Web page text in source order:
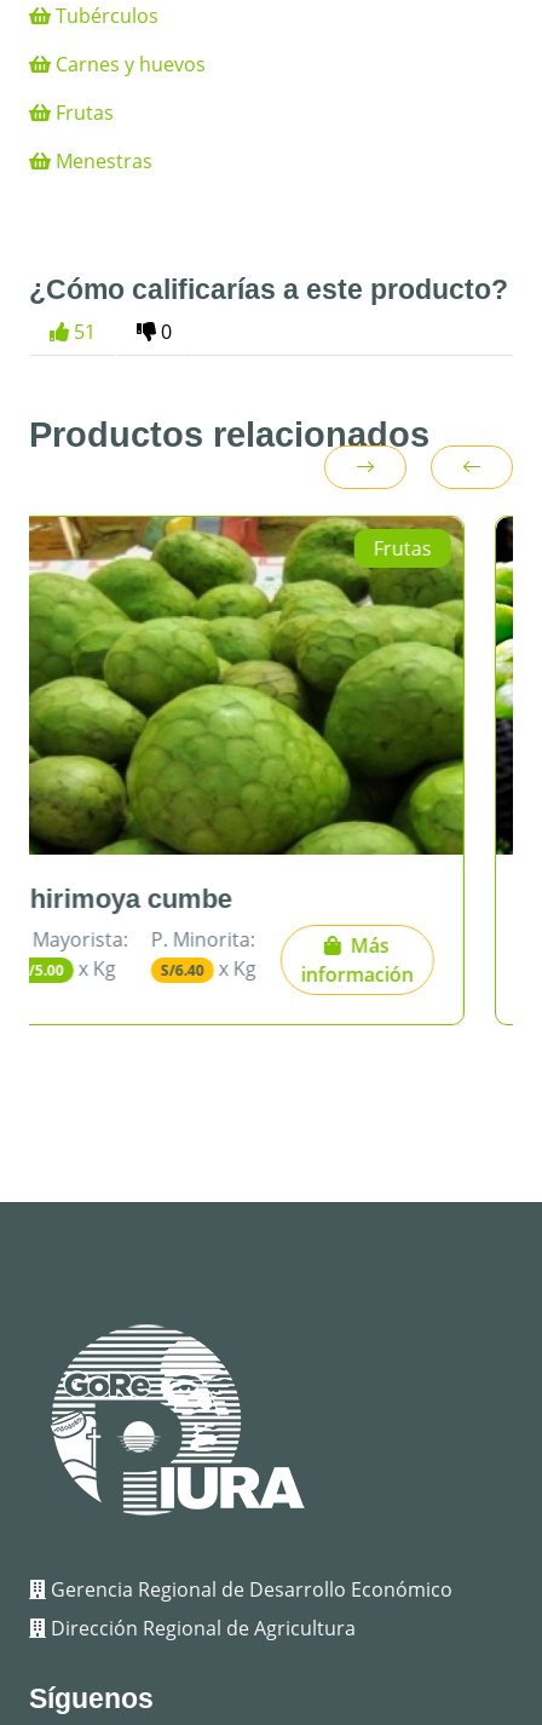
Tubérculos
Carnes y huevos
Frutas
Menestras
¿Cómo calificarías a este producto?
51 0
Productos relacionados
Frutas
Más
información
P. Mayorista:
S/1.69 x Kg
P. Minorita:
S/2.55
Gerencia Regional de Desarrollo Económico
Dirección Regional de Agricultura
Síguenos